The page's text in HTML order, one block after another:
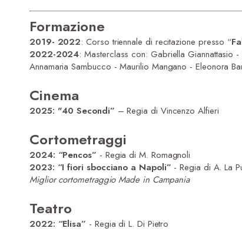
Formazione
2019- 2022: Corso triennale di recitazione presso “
2022-2024: Masterclass con: Gabriella Giannattasio
Annamaria Sambucco - Maurilio Mangano - Eleonora
Cinema
2025: "40 Secondi” – Regia di Vincenzo Alfieri
Cortometraggi
2024: “Pencos” - Regia di M. Romagnoli
2023: “I fiori sbocciano a Napoli” - Regia di A. La
Miglior cortometraggio Made in Campania
Teatro
2022: “Elisa” - Regia di L. Di Pietro